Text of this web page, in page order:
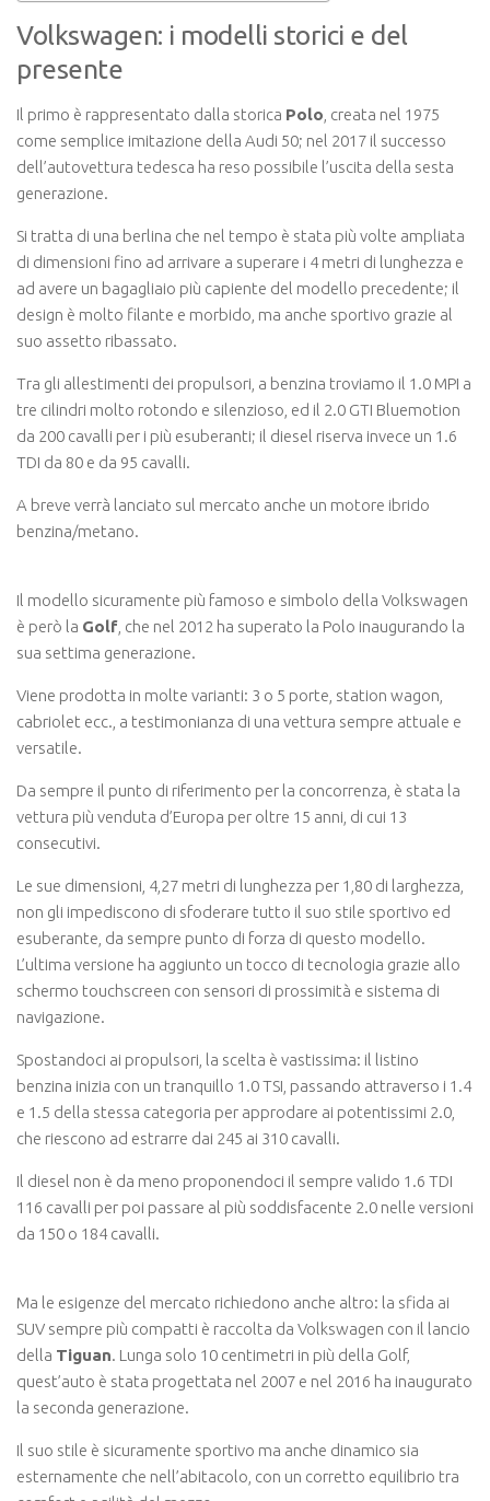
Volkswagen: i modelli storici e del
presente
Il primo è rappresentato dalla storica Polo, creata nel 1975
come semplice imitazione della Audi 50; nel 2017 il successo
dell’autovettura tedesca ha reso possibile l’uscita della sesta
generazione.
Si tratta di una berlina che nel tempo è stata più volte ampliata
di dimensioni fino ad arrivare a superare i 4 metri di lunghezza e
ad avere un bagagliaio più capiente del modello precedente; il
design è molto filante e morbido, ma anche sportivo grazie al
suo assetto ribassato.
Tra gli allestimenti dei propulsori, a benzina troviamo il 1.0 MPI a
tre cilindri molto rotondo e silenzioso, ed il 2.0 GTI Bluemotion
da 200 cavalli per i più esuberanti; il diesel riserva invece un 1.6
TDI da 80 e da 95 cavalli.
A breve verrà lanciato sul mercato anche un motore ibrido
benzina/metano.
Il modello sicuramente più famoso e simbolo della Volkswagen
è però la Golf, che nel 2012 ha superato la Polo inaugurando la
sua settima generazione.
Viene prodotta in molte varianti: 3 o 5 porte, station wagon,
cabriolet ecc., a testimonianza di una vettura sempre attuale e
versatile.
Da sempre il punto di riferimento per la concorrenza, è stata la
vettura più venduta d’Europa per oltre 15 anni, di cui 13
consecutivi.
Le sue dimensioni, 4,27 metri di lunghezza per 1,80 di larghezza,
non gli impediscono di sfoderare tutto il suo stile sportivo ed
esuberante, da sempre punto di forza di questo modello.
L’ultima versione ha aggiunto un tocco di tecnologia grazie allo
schermo touchscreen con sensori di prossimità e sistema di
navigazione.
Spostandoci ai propulsori, la scelta è vastissima: il listino
benzina inizia con un tranquillo 1.0 TSI, passando attraverso i 1.4
e 1.5 della stessa categoria per approdare ai potentissimi 2.0,
che riescono ad estrarre dai 245 ai 310 cavalli.
Il diesel non è da meno proponendoci il sempre valido 1.6 TDI
116 cavalli per poi passare al più soddisfacente 2.0 nelle versioni
da 150 o 184 cavalli.
Ma le esigenze del mercato richiedono anche altro: la sfida ai
SUV sempre più compatti è raccolta da Volkswagen con il lancio
della Tiguan. Lunga solo 10 centimetri in più della Golf,
quest’auto è stata progettata nel 2007 e nel 2016 ha inaugurato
la seconda generazione.
Il suo stile è sicuramente sportivo ma anche dinamico sia
esternamente che nell’abitacolo, con un corretto equilibrio tra